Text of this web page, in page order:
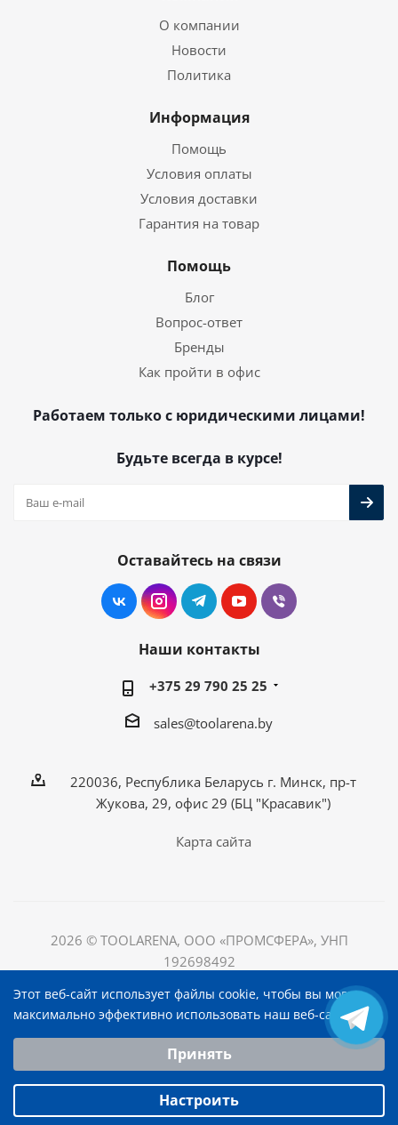
О компании
Новости
Политика
Информация
Помощь
Условия оплаты
Условия доставки
Гарантия на товар
Помощь
Блог
Вопрос-ответ
Бренды
Как пройти в офис
Работаем только с юридическими лицами!
Будьте всегда в курсе!
Оставайтесь на связи
Наши контакты
+375 29 790 25 25
sales@toolarena.by
220036, Республика Беларусь г. Минск, пр-т
Жукова, 29, офис 29 (БЦ "Красавик")
Карта сайта
2026 © TOOLARENA, ООО «ПРОМСФЕРА», УНП
192698492
220036, Республика Беларусь, г. Минск, пр-т Жукова, д.
29, офис 29, БЦ "Красавик"
Этот веб-сайт использует файлы cookie, чтобы вы могли
максимально эффективно использовать наш веб-сайт.
Выберите настройки cookie
Аналитические/Функциональные
Принять
Настроить